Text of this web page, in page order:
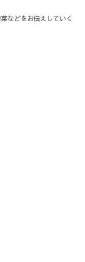
などをお伝えしていく